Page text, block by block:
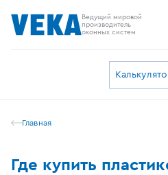
Ведущий мировой
производитель
оконных систем
Главная
Где купить